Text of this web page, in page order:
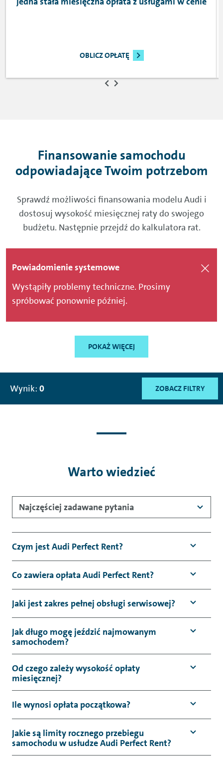
OBLICZ OPŁATĘ
Finansowanie samochodu
odpowiadające Twoim potrzebom
Sprawdź możliwości finansowania modelu Audi i
dostosuj wysokość miesięcznej raty do swojego
budżetu. Następnie przejdź do kalkulatora rat.
Powiadomienie systemowe
Wystąpiły problemy techniczne. Prosimy
spróbować ponownie później.
Wynik: 0 ZOBACZ FILTRY
POKAŻ WIĘCEJ
Warto wiedzieć
Najczęściej zadawane pytania
Czym jest Audi Perfect Rent?
Co zawiera opłata Audi Perfect Rent?
Jaki jest zakres pełnej obsługi serwisowej?
Jak długo mogę jeździć najmowanym
samochodem?
Od czego zależy wysokość opłaty
miesięcznej?
Ile wynosi opłata początkowa?
Jakie są limity rocznego przebiegu
samochodu w usłudze Audi Perfect Rent?